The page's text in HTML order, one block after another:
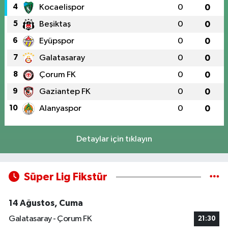
4 Kocaelispor 0 0
5 Beşiktaş 0 0
6 Eyüpspor 0 0
7 Galatasaray 0 0
8 Çorum FK 0 0
9 Gaziantep FK 0 0
10 Alanyaspor 0 0
Detaylar için tıklayın
Süper Lig Fikstür
14 Ağustos, Cuma
Galatasaray - Çorum FK
21:30